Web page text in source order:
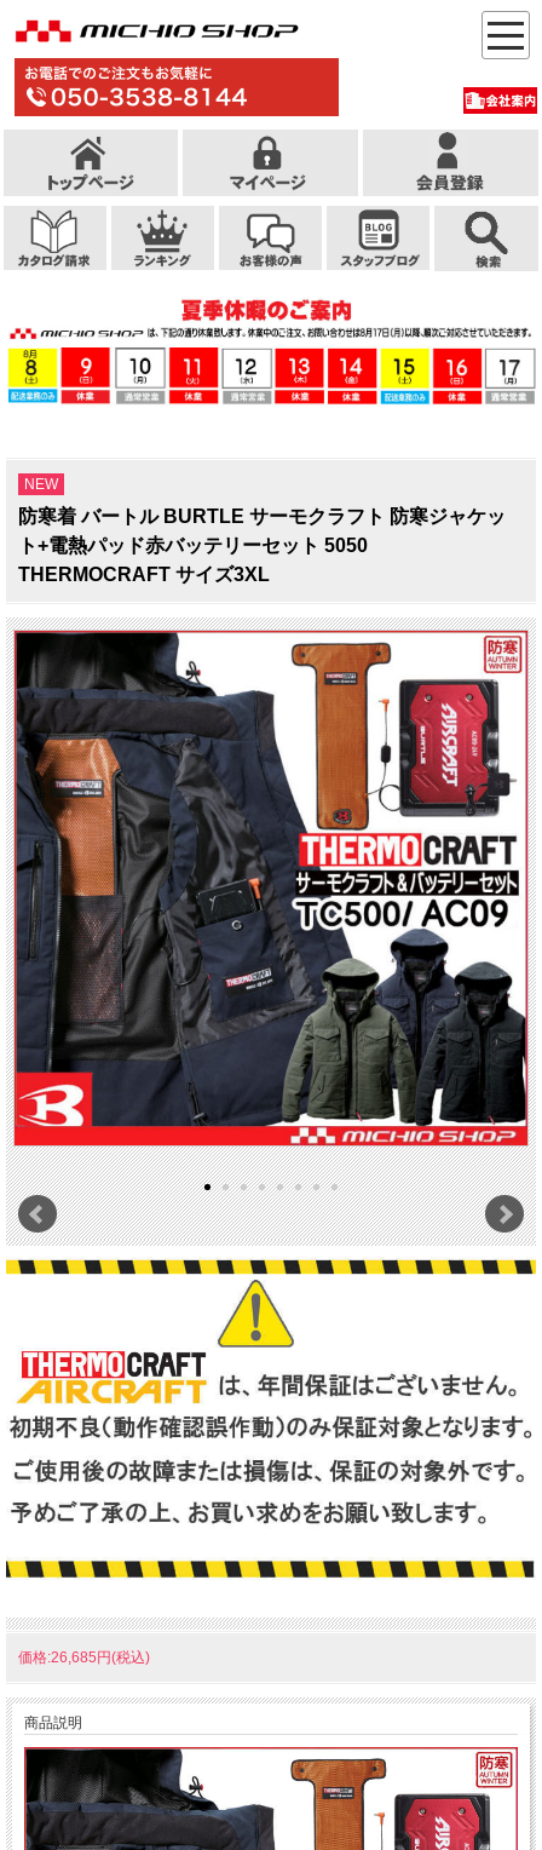
NEW
防寒着 バートル BURTLE サーモクラフト 防寒ジャケッ
ト+電熱パッド赤バッテリーセット 5050
THERMOCRAFT サイズ3XL
価格:26,685円(税込)
商品説明